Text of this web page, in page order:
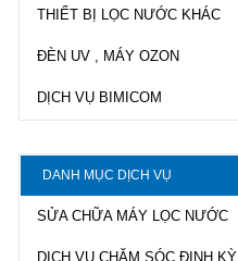
THIẾT BỊ LỌC NƯỚC KHÁC
ĐÈN UV , MÁY OZON
DỊCH VỤ BIMICOM
DANH MỤC DỊCH VỤ
SỬA CHỮA MÁY LỌC NƯỚC
DỊCH VỤ CHĂM SÓC ĐỊNH KỲ